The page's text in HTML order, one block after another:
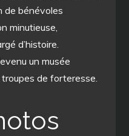
de bénévoles
minutieuse,
d’histoire.
un musée
de forteresse.